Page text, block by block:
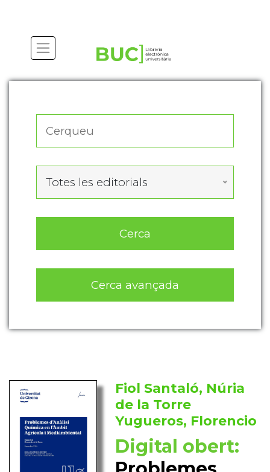
Totes les editorials
Cerca
Cerca avançada
Fiol Santaló, Núria
de la Torre
Yugueros, Florencio
Digital obert: